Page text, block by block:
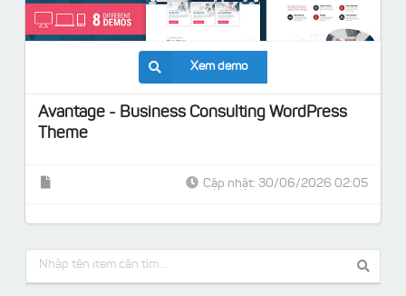
Xem demo
Avantage - Business Consulting WordPress
Theme
Cập nhật: 30/06/2026 02:05